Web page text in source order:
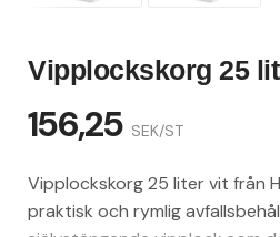
Vipplockskorg 25
156,25 SEK/ST
Vipplockskorg 25 liter vit från
praktisk och rymlig